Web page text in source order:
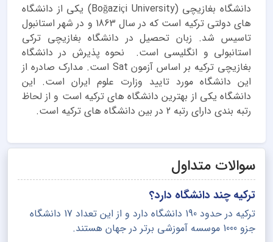
دانشگاه بغازیچی (Boğaziçi University) یکی از دانشگاه
های دولتی ترکیه است که در سال 1863 و در شهر استانبول
تاسیس شد. زبان تحصیل در دانشگاه بغازیچی ترکی
استانبولی و انگلیسی است. نحوه پذیرش در دانشگاه
بغازیچی ترکیه بر اساس آزمون Sat است. مدارک صادره از
این دانشگاه مورد تایید وزارت علوم ایران است. این
دانشگاه یکی از بهترین دانشگاه های ترکیه است و از لحاظ
رتبه بندی دارای رتبه 2 در بین دانشگاه های ترکیه است.
سوالات متداول
ترکیه چند دانشگاه دارد؟
ترکیه در حدود 190 دانشگاه دارد و از این تعداد 17 دانشگاه
جزو 1000 موسسه آموزشی برتر در جهان هستند.